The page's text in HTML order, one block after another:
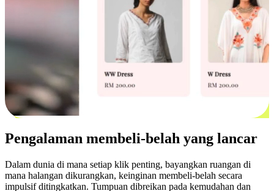
Pengalaman membeli-belah yang lancar
Dalam dunia di mana setiap klik penting, bayangkan ruangan di
mana halangan dikurangkan, keinginan membeli-belah secara
impulsif ditingkatkan. Tumpuan dibreikan pada kemudahan dan